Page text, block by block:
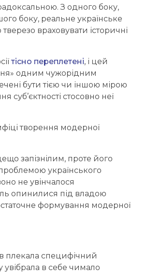
З одного боку,
боку, реальне українське
враховувати історичні
тісно переплетені, і цей
одним чужорідним
бути тією чи іншою мірою
стосовно неї
творення модерної
запізнілим, проте його
українського
не увінчалося
опинилися під владою
формування модерної
плекала специфічний
в себе чимало